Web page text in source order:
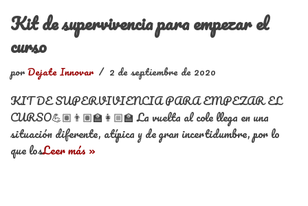
Kit de supervivencia para empezar el
curso
porDejate Innovar 2 de septiembre de 2020
KIT DE SUPERVIVIENCIA PARA EMPEZAR EL
CURSO💪🏽👨🏽‍🏫👩🏼‍🏫 La vuelta al cole llega en una
situación diferente, atípica y de gran incertidumbre, por lo
que losLeer más »